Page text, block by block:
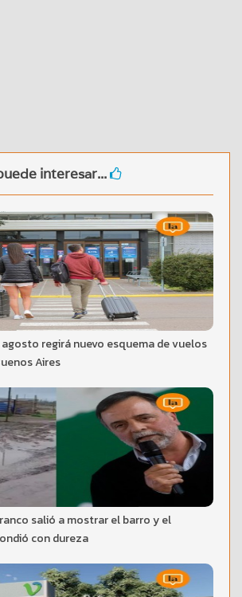
interesar...
agosto regirá nuevo esquema de vuelos
Aires
salió a mostrar el barro y el
con dureza